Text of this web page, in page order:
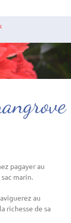
pagayer au
marin.
au
richesse de sa